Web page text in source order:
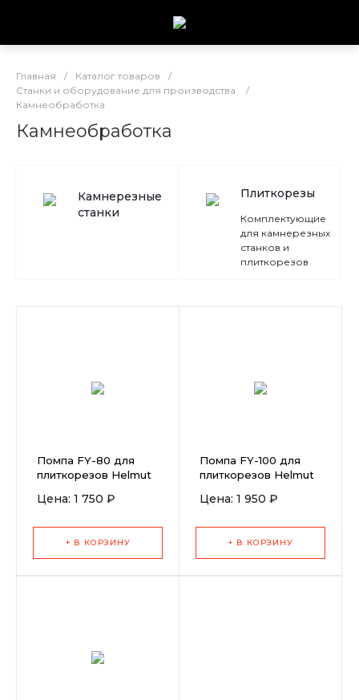
Главная / Каталог товаров
/
Станки и оборудование для производства
/
Камнеобработка
Камнеобработка
Камнерезные
станки
Плиткорезы
Комплектующие
для камнерезных
станков и
плиткорезов
Помпа FY-80 для
плиткорезов Helmut
Цена: 1 750 ₽
+ В КОРЗИНУ
Помпа FY-100 для
плиткорезов Helmut
Цена: 1 950 ₽
+ В КОРЗИНУ